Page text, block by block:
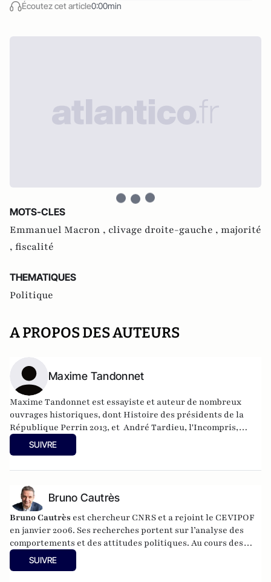
Écoutez cet article0:00min
MOTS-CLES
Emmanuel Macron , clivage droite-gauche , majorité
, fiscalité
THEMATIQUES
Politique
A PROPOS DES AUTEURS
Maxime Tandonnet
Maxime Tandonnet est essayiste et auteur de nombreux
ouvrages historiques, dont Histoire des présidents de la
République Perrin 2013, et André Tardieu, l'Incompris,
Perrin 2019.
SUIVRE
Bruno Cautrès
Bruno Cautrès est chercheur CNRS et a rejoint le CEVIPOF
en janvier 2006. Ses recherches portent sur l’analyse des
comportements et des attitudes politiques. Au cours des
années récentes, il a participé à différentes recherches
françaises ou européennes portant sur la participation
SUIVRE